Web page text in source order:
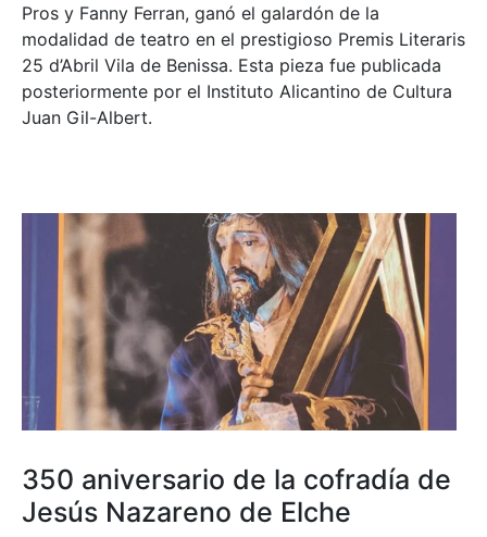
Pros y Fanny Ferran, ganó el galardón de la
modalidad de teatro en el prestigioso Premis Literaris
25 d’Abril Vila de Benissa. Esta pieza fue publicada
posteriormente por el Instituto Alicantino de Cultura
Juan Gil-Albert.
350 aniversario de la cofradía de
Jesús Nazareno de Elche